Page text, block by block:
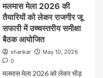
मलमास मेला 2026 की
तैयारियों को लेकर राजगीर जू
सफारी में उच्चस्तरीय समीक्षा
बैठक आयोजित
shankar
May 10, 2026
0
मलमास मेला 2026 को लेकर भीड़